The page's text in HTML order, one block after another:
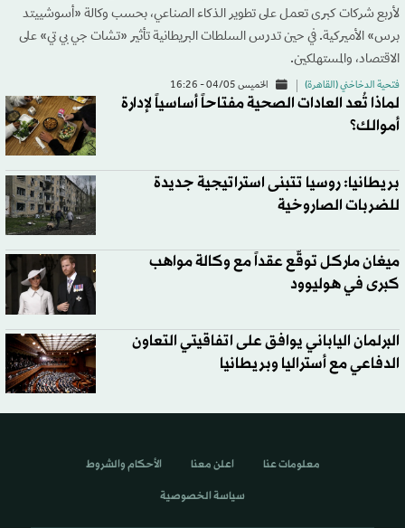
لأربع شركات كبرى تعمل على تطوير الذكاء الصناعي، بحسب وكالة «أسوشييتد
برس» الأميركية. في حين تدرس السلطات البريطانية تأثير «تشات جي بي تي» على
الاقتصاد، والمستهلكين.
فتحية الدخاخني (القاهرة) الخميس 04/05 - 16:26
لماذا تُعد العادات الصحية مفتاحاً أساسياً لإدارة
أموالك؟
بريطانيا: روسيا تتبنى استراتيجية جديدة
للضربات الصاروخية
ميغان ماركل توقّع عقداً مع وكالة مواهب
كبرى في هوليوود
البرلمان الياباني يوافق على اتفاقيتي التعاون
الدفاعي مع أستراليا وبريطانيا
معلومات عنا اعلن معنا الأحكام والشروط
سياسة الخصوصية